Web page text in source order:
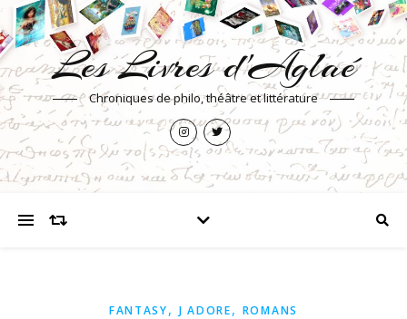
Les Livres d'Aglaé
Chroniques de philo, théâtre et littérature
FANTASY, J ADORE, ROMANS